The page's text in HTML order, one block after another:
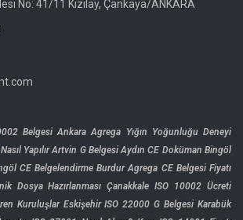
No: 41/11 Kızılay, Çankaya/ANKARA
Belgesi Ankara Agrega Yığın Yoğunluğu Deneyi
Yapılır Artvin G Belgesi Aydın CE Doküman Bingöl
CE Belgelendirme Burdur Agrega CE Belgesi Fiyatı
Dosya Hazırlanması Çanakkale ISO 10002 Ücreti
Kuruluşlar Eskişehir ISO 22000 G Belgesi Karabük